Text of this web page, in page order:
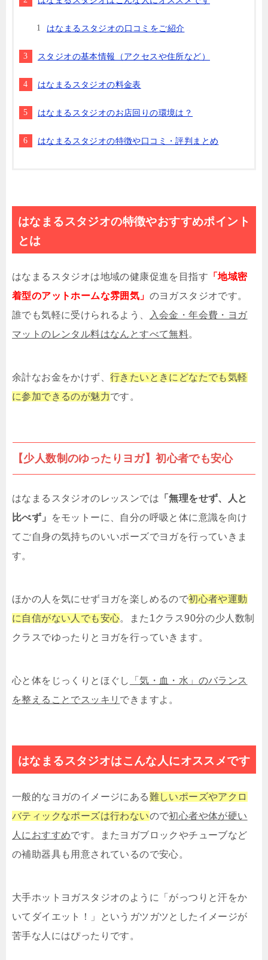
はなまるスタジオの口コミをご紹介
スタジオの基本情報（アクセスや住所など）
はなまるスタジオの料金表
はなまるスタジオのお店回りの環境は？
はなまるスタジオの特徴や口コミ・評判まとめ
はなまるスタジオの特徴やおすすめポイント
とは
はなまるスタジオは地域の健康促進を目指す 「地域密
着型のアットホームな雰囲気」 のヨガスタジオです。
誰でも気軽に受けられるよう、
入会金・年会費・ヨガ
マットのレンタル料はなんとすべて無料。
余計なお金をかけず、 行きたいときにどなたでも気軽
に参加できるのが魅力です。
【少人数制のゆったりヨガ】初心者でも安心
はなまるスタジオのレッスンでは 「無理をせず、人と
比べず」
をモットーに、自分の呼吸と体に意識を向け
てご自身の気持ちのいいポーズでヨガを行っていきま
す。
ほかの人を気にせずヨガを楽しめるので初心者や運動
に自信がない人でも安心。また1クラス90分の少人数制
クラスでゆったりとヨガを行っていきます。
心と体をじっくりとほぐし
「気・血・水」のバランス
を整えることでスッキリ できますよ。
はなまるスタジオはこんな人にオススメです
一般的なヨガのイメージにある難しいポーズやアクロ
バティックなポーズは行わないので初心者や体が硬い
人におすすめです。またヨガブロックやチューブなど
の補助器具も用意されているので安心。
大手ホットヨガスタジオのように「がっつりと汗をか
いてダイエット！」というガツガツとしたイメージが
苦手な人にはぴったりです。